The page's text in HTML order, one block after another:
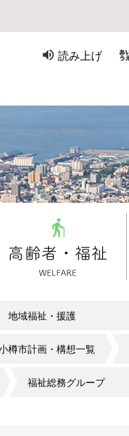
読み上げ
地域福祉・援護
樽市計画・構想一覧
福祉総務グループ